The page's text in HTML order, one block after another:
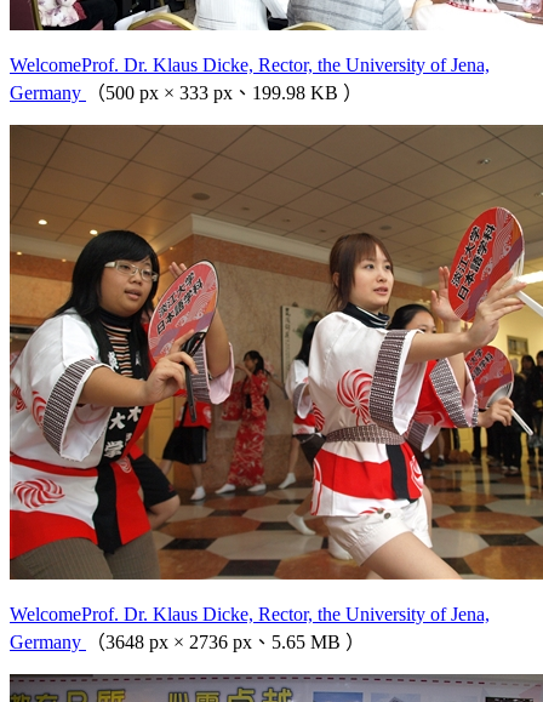
WelcomeProf. Dr. Klaus Dicke, Rector, the University of Jena,
Germany
（500 px × 333 px、199.98 KB ）
WelcomeProf. Dr. Klaus Dicke, Rector, the University of Jena,
Germany
（3648 px × 2736 px、5.65 MB ）